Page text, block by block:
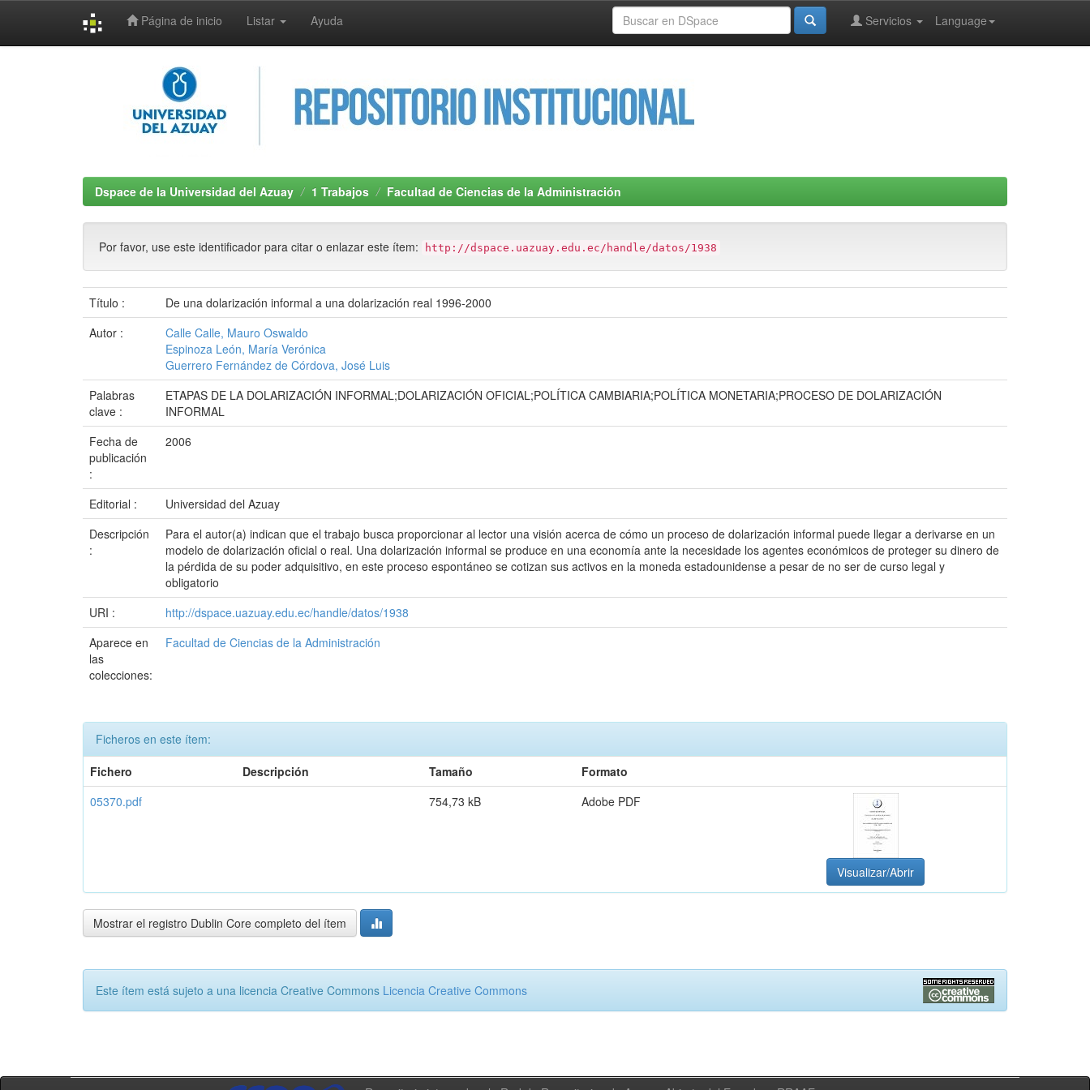
Página de inicio Listar Ayuda Language
Servicios
Dspace de la Universidad del Azuay 1 Trabajos Facultad de Ciencias de la Administración
Por favor, use este identificador para citar o enlazar este ítem: http://dspace.uazuay.edu.ec/handle/datos/1938
Título :
De una dolarización informal a una dolarización real 1996-2000
Autor :
Calle Calle, Mauro Oswaldo
Espinoza León, María Verónica
Guerrero Fernández de Córdova, José Luis
Palabras
clave :
ETAPAS DE LA DOLARIZACIÓN INFORMAL;DOLARIZACIÓN OFICIAL;POLÍTICA CAMBIARIA;POLÍTICA MONETARIA;PROCESO DE DOLARIZACIÓN
INFORMAL
Fecha de
publicación
:
2006
Editorial :
Universidad del Azuay
Descripción
:
Para el autor(a) indican que el trabajo busca proporcionar al lector una visión acerca de cómo un proceso de dolarización informal puede llegar a derivarse en un
modelo de dolarización oficial o real. Una dolarización informal se produce en una economía ante la necesidade los agentes económicos de proteger su dinero de
la pérdida de su poder adquisitivo, en este proceso espontáneo se cotizan sus activos en la moneda estadounidense a pesar de no ser de curso legal y
obligatorio
URI :
http://dspace.uazuay.edu.ec/handle/datos/1938
Aparece en
las
colecciones:
Facultad de Ciencias de la Administración
Ficheros en este ítem:
Fichero
Descripción Tamaño
Formato
05370.pdf
754,73 kB Adobe PDF
Visualizar/Abrir
Mostrar el registro Dublin Core completo del ítem
Este ítem está sujeto a una licencia Creative Commons Licencia Creative Commons